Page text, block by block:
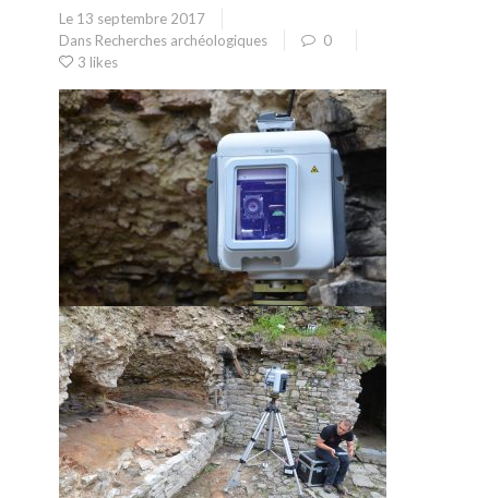
Le 13 septembre 2017
Dans Recherches archéologiques
0
3 likes